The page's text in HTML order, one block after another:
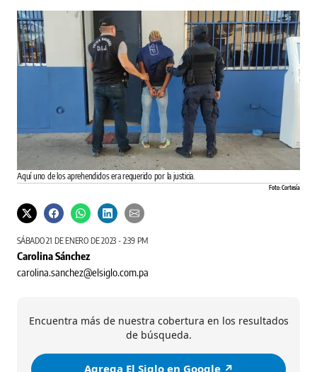
Aquí uno de los aprehendidos era requerido por la justicia.
Foto: Cortesía
SÁBADO 21 DE ENERO DE 2023 - 2:39 PM
Carolina Sánchez
carolina.sanchez@elsiglo.com.pa
Encuentra más de nuestra cobertura en los resultados
de búsqueda.
Agrega El Siglo en Google ↗️